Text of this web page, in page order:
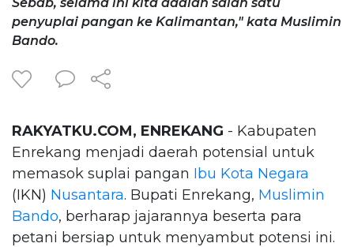
penyuplai pangan ke Kalimantan," kata Muslimin
Bando.
RAKYATKU.COM, ENREKANG - Kabupaten
Enrekang menjadi daerah potensial untuk
memasok suplai pangan Ibu Kota Negara
(IKN) Nusantara. Bupati Enrekang, Muslimin
Bando, berharap jajarannya beserta para
petani bersiap untuk menyambut potensi ini.